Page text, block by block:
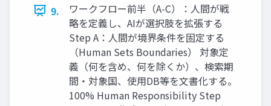
9.
ワークフロー前半（A-C）：人間が戦
略を定義し、AIが選択肢を拡張する
Step A：人間が境界条件を固定する
（Human Sets Boundaries） 対象定
義（何を含め、何を除くか）、検索期
間・対象国、使用DB等を文書化する。
100% Human Responsibility Step